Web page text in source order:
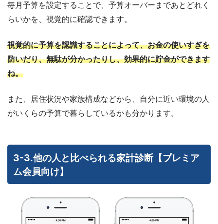
毎月予算を設定することで、予算オーバーまであとどれく
らいかを、視覚的に確認できます。
視覚的に予算を認識することによって、お金の使いすぎを
防いだり、無駄が分かったりし、効果的に貯金ができます
ね。
また、居住状況や家族構成などから、自分に近い環境の人
がいくらの予算で暮らしているかも分かります。
3-3.他の人と比べられる家計診断【プレミア
ム会員向け】